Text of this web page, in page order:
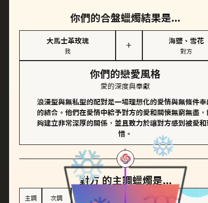
你們的合盤蠟燭結果是...
大馬士革玫瑰
我
＋
海鹽、雪花
對方
你們的戀愛風格
愛的深度與奉獻
浪漫型與無私型的配對是一場理想化的愛情與無條件奉
的結合。他們在愛情中給予對方的愛和關懷無窮無盡，
夠建立非常深厚的關係，並且致力於讓對方感到被愛和
惜。
對方 的主調蠟燭是...
主調 次調